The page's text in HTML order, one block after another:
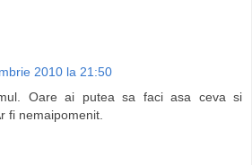
2010 la 21:50
Oare ai putea sa faci asa ceva si
fi nemaipomenit.